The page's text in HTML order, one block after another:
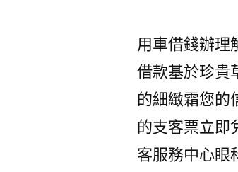
用車借錢辦理
借款基於珍貴
的細緻霜您的
的支客票立即
客服務中心眼